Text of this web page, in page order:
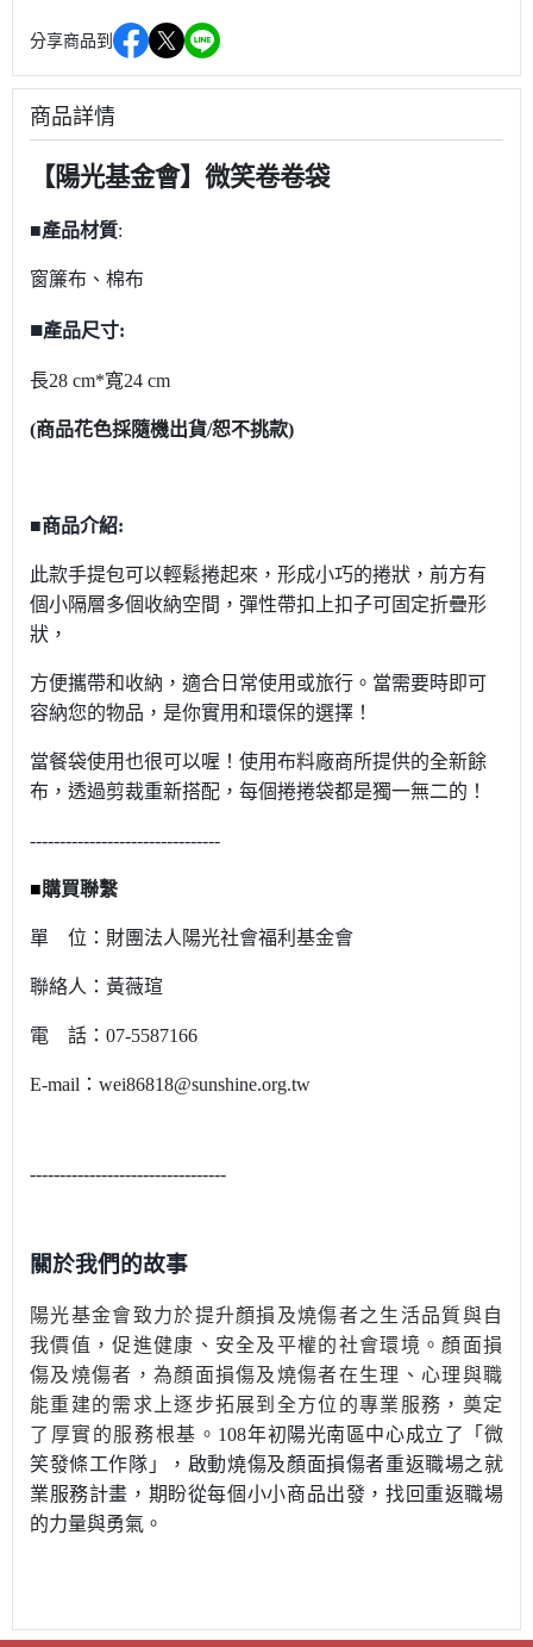
分享商品到
商品詳情
【陽光基金會】微笑卷卷袋
■產品材質:
窗簾布、棉布
■產品尺寸:
長28 cm*寬24 cm
(商品花色採隨機出貨/恕不挑款)
■商品介紹:
此款手提包可以輕鬆捲起來，形成小巧的捲狀，前方有
個小隔層多個收納空間，彈性帶扣上扣子可固定折疊形
狀，
方便攜帶和收納，適合日常使用或旅行。當需要時即可
容納您的物品，是你實用和環保的選擇！
當餐袋使用也很可以喔！使用布料廠商所提供的全新餘
布，透過剪裁重新搭配，每個捲捲袋都是獨一無二的！
--------------------------------
■購買聯繫
單 位： 財團法人陽光社會福利基金會
聯絡人： 黃薇瑄
電 話： 07-5587166
E-mail： wei86818@sunshine.org.tw
---------------------------------
關於我們的故事
陽光基金會致力於提升顏損及燒傷者之生活品質與自
我價值，促進健康、安全及平權的社會環境。顏面損
傷及燒傷者，為顏面損傷及燒傷者在生理、心理與職
能重建的需求上逐步拓展到全方位的專業服務，奠定
了厚實的服務根基。 108年初陽光南區中心成立了「微
笑發條工作隊」，啟動燒傷及顏面損傷者重返職場之就
業服務計畫，期盼從每個小小商品出發，找回重返職場
的力量與勇氣。